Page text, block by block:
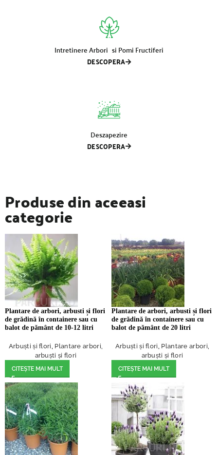
Intretinere Arbori si Pomi Fructiferi
DESCOPERA
Deszapezire
DESCOPERA
Produse din aceeasi
categorie
Plantare de arbori, arbusti și flori
de grădină în containere sau cu
balot de pământ de 10-12 litri
Arbuști și flori Plantare arbori,
arbuști și flori
CITEȘTE MAI MULT
Plantare de arbori, arbusti și flori
de grădină în containere sau cu
balot de pământ de 20 litri
Arbuști și flori Plantare arbori,
arbuști și flori
CITEȘTE MAI MULT